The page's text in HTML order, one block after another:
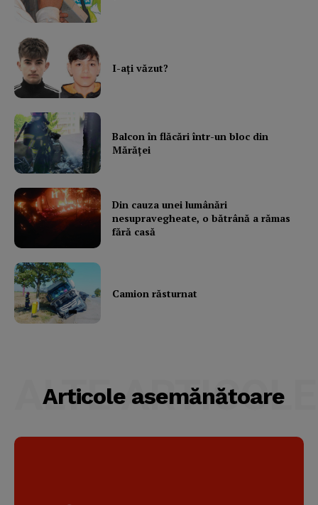
I-aţi văzut?
Balcon în flăcări într-un bloc din
Mărăţei
Din cauza unei lumânări
nesupravegheate, o bătrână a rămas
fără casă
Camion răsturnat
Articole asemănătoare
ALTE ARTICOLE